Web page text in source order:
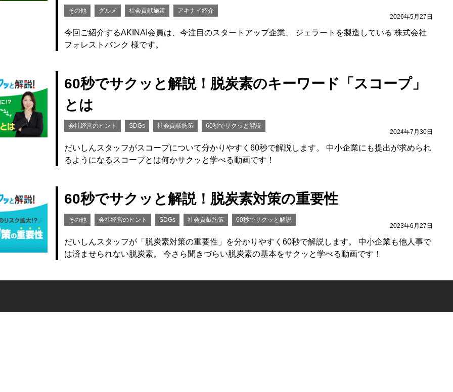
その他 グルメ 社会貢献施策
アキナイ紹介
2026年5月27日
今回ご紹介するAKINAI会員は、今注目のスタートアップ企業、 ジェラートを製造している 株式会社
フォレストバンク 様です。
60秒でサクッと解説！脱炭素のキーワード「スコープ」
とは
会社経営のヒント SDGs 社会貢献施策
60秒でサクッと解説
2024年7月30日
だいしんスタッフがスコープについて分かりやすく60秒で解説します。 中小企業にも提出が求められ
るようになるスコープとは何かサクッと学べる動画です！
60秒でサクッと解説！脱炭素対策の重要性
その他 会社経営のヒント SDGs 社会貢献施策
60秒でサクッと解説
2023年6月27日
だいしんスタッフが「脱炭素対策の重要性」を分かりやすく60秒で解説します。 中小企業も他人事で
は済ませられない脱炭素。 今さら聞きづらい脱炭素の基本をサクッと学べる動画です！